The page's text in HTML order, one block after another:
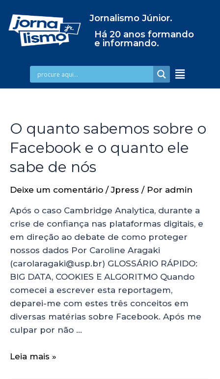
Jornalismo Júnior.
Há 20 anos formando
e informando.
O quanto sabemos sobre o
Facebook e o quanto ele
sabe de nós
Deixe um comentário /Jpress / Por admin
Após o caso Cambridge Analytica, durante a
crise de confiança nas plataformas digitais, e
em direção ao debate de como proteger
nossos dados Por Caroline Aragaki
(carolaragaki@usp.br) GLOSSÁRIO RÁPIDO:
BIG DATA, COOKIES E ALGORITMO Quando
comecei a escrever esta reportagem,
deparei-me com estes três conceitos em
diversas matérias sobre Facebook. Após me
culpar por não …
Leia mais »